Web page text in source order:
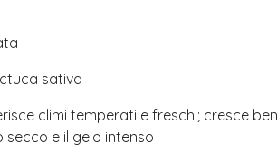
sativa
climi temperati e freschi; cresce
e il gelo intenso